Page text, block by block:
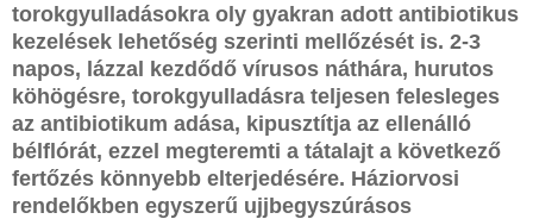
torokgyulladásokra oly gyakran adott antibiotikus
kezelések lehetőség szerinti mellőzését is. 2-3
napos, lázzal kezdődő vírusos náthára, hurutos
köhögésre, torokgyulladásra teljesen felesleges
az antibiotikum adása, kipusztítja az ellenálló
bélflórát, ezzel megteremti a tátalajt a következő
fertőzés könnyebb elterjedésére. Háziorvosi
rendelőkben egyszerű ujjbegyszúrásos